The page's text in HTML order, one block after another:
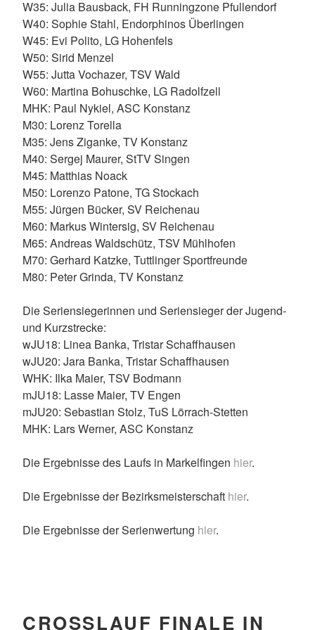
W35: Julia Bausback, FH Runningzone Pfullendorf
W40: Sophie Stahl, Endorphinos Überlingen
W45: Evi Polito, LG Hohenfels
W50: Sirid Menzel
W55: Jutta Vochazer, TSV Wald
W60: Martina Bohuschke, LG Radolfzell
MHK: Paul Nykiel, ASC Konstanz
M30: Lorenz Torella
M35: Jens Ziganke, TV Konstanz
M40: Sergej Maurer, StTV Singen
M45: Matthias Noack
M50: Lorenzo Patone, TG Stockach
M55: Jürgen Bücker, SV Reichenau
M60: Markus Wintersig, SV Reichenau
M65: Andreas Waldschütz, TSV Mühlhofen
M70: Gerhard Katzke, Tuttlinger Sportfreunde
M80: Peter Grinda, TV Konstanz
Die Seriensiegerinnen und Seriensieger der Jugend-
und Kurzstrecke:
wJU18: Linea Banka, Tristar Schaffhausen
wJU20: Jara Banka, Tristar Schaffhausen
WHK: Ilka Maier, TSV Bodmann
mJU18: Lasse Maier, TV Engen
mJU20: Sebastian Stolz, TuS Lörrach-Stetten
MHK: Lars Werner, ASC Konstanz
Die Ergebnisse des Laufs in Markelfingen hier.
Die Ergebnisse der Bezirksmeisterschaft hier.
Die Ergebnisse der Serienwertung hier.
CROSSLAUF FINALE IN